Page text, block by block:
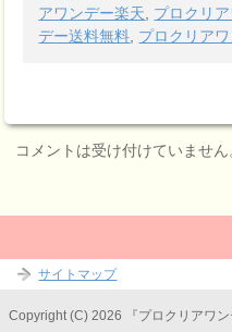
アワンデー楽天
プロクリ
デー送料無料 プロクリア
コメントは受け付けていません
サイトマップ
Copyright (C) 2026 『プロクリアワ